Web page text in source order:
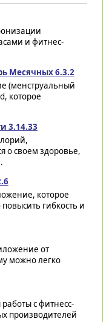
и фитнес-
Месячных 6.3.2
(менструальный
которое
3.14.33
о своем здоровье,
которое
гибкость и
от
можно легко
с фитнесс-
производителей